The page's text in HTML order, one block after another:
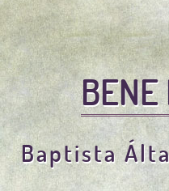
BENE
Baptista